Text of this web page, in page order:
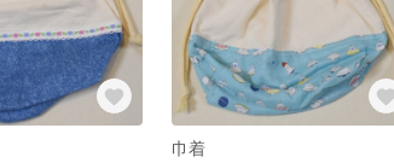
巾着